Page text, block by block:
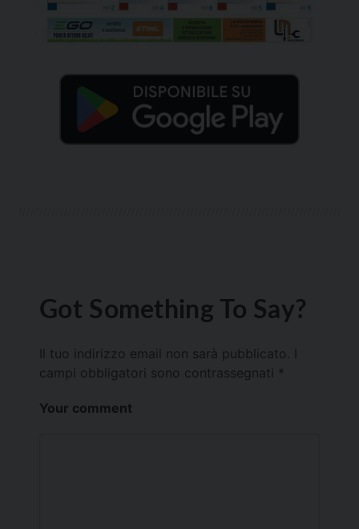
Got Something To Say?
Il tuo indirizzo email non sarà pubblicato.
campi obbligatori sono contrassegnati *
Your comment